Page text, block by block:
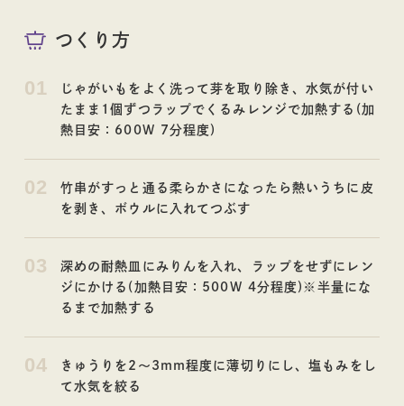
つくり方
01
じゃがいもをよく洗って芽を取り除き、水気が付い
たまま1個ずつラップでくるみレンジで加熱する(加
熱目安：600W 7分程度)
02
竹串がすっと通る柔らかさになったら熱いうちに皮
を剥き、ボウルに入れてつぶす
03
深めの耐熱皿にみりんを入れ、ラップをせずにレン
ジにかける(加熱目安：500W 4分程度)※半量にな
るまで加熱する
04
きゅうりを2～3mm程度に薄切りにし、塩もみをし
て水気を絞る
レシピ コラム